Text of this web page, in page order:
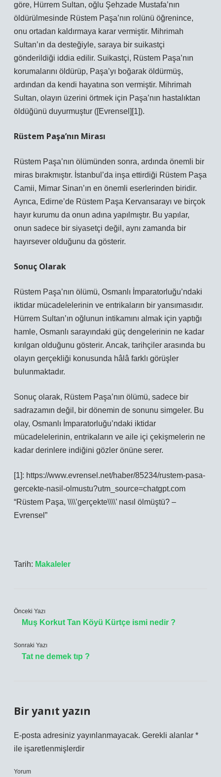
göre, Hürrem Sultan, oğlu Şehzade Mustafa’nın
öldürülmesinde Rüstem Paşa’nın rolünü öğrenince,
onu ortadan kaldırmaya karar vermiştir. Mihrimah
Sultan’ın da desteğiyle, saraya bir suikastçi
gönderildiği iddia edilir. Suikastçi, Rüstem Paşa’nın
korumalarını öldürüp, Paşa’yı boğarak öldürmüş,
ardından da kendi hayatına son vermiştir. Mihrimah
Sultan, olayın üzerini örtmek için Paşa’nın hastalıktan
öldüğünü duyurmuştur ([Evrensel][1]).
Rüstem Paşa’nın Mirası
Rüstem Paşa’nın ölümünden sonra, ardında önemli bir
miras bırakmıştır. İstanbul’da inşa ettirdiği Rüstem Paşa
Camii, Mimar Sinan’ın en önemli eserlerinden biridir.
Ayrıca, Edirne’de Rüstem Paşa Kervansarayı ve birçok
hayır kurumu da onun adına yapılmıştır. Bu yapılar,
onun sadece bir siyasetçi değil, aynı zamanda bir
hayırsever olduğunu da gösterir.
Sonuç Olarak
Rüstem Paşa’nın ölümü, Osmanlı İmparatorluğu’ndaki
iktidar mücadelelerinin ve entrikaların bir yansımasıdır.
Hürrem Sultan’ın oğlunun intikamını almak için yaptığı
hamle, Osmanlı sarayındaki güç dengelerinin ne kadar
kırılgan olduğunu gösterir. Ancak, tarihçiler arasında bu
olayın gerçekliği konusunda hâlâ farklı görüşler
bulunmaktadır.
Sonuç olarak, Rüstem Paşa’nın ölümü, sadece bir
sadrazamın değil, bir dönemin de sonunu simgeler. Bu
olay, Osmanlı İmparatorluğu’ndaki iktidar
mücadelelerinin, entrikaların ve aile içi çekişmelerin ne
kadar derinlere indiğini gözler önüne serer.
[1]: https://www.evrensel.net/haber/85234/rustem-pasa-
gercekte-nasil-olmustu?utm_source=chatgpt.com
“Rüstem Paşa, \\\\’gerçekte\\\\’ nasıl ölmüştü? –
Evrensel”
Tarih: Makaleler
Önceki Yazı
Muş Korkut Tan Köyü Kürtçe ismi nedir ?
Sonraki Yazı
Tat ne demek tıp ?
Bir yanıt yazın
E-posta adresiniz yayınlanmayacak. Gerekli alanlar *
ile işaretlenmişlerdir
Yorum